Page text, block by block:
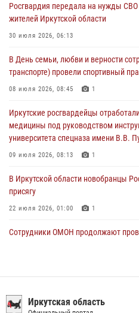
Дню Воздушно-десантных войск в
03 августа 2026, 03:32
сердца к сердцу» (видео)
31 июля 2026, 04:37
пропавшую пожилую женщину в
30 июля 2026, 07:37
Росгвардия передала на нужды
жителей Иркутской области
30 июля 2026, 06:13
В День семьи, любви и верности
транспорте) провели спортивный
08 июля 2026, 08:45 1
Иркутские росгвардейцы
медицины под руководством
университета спецназа имени В.В.
09 июля 2026, 08:13 1
В Иркутской области новобранцы
присягу
22 июля 2026, 01:00 1
Сотрудники ОМОН продолжают
преступной группы,
услуг
Иркутская область